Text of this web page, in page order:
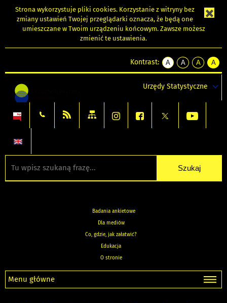
Strona wykorzystuje pliki cookies. Korzystanie z witryny bez
zmiany ustawień Twojej przeglądarki oznacza, że będą one
umieszczane w Twoim urządzeniu końcowym. Zawsze możesz
zmienić te ustawienia.
Kontrast:
A
kontrast
A
kontrast
tekst
czarnym
A
kontrast
tekst
czarnym
A
tekst
żółtym
Urzędy Statystyczne
Badania ankietowe
Dla mediów
Co, gdzie, jak załatwić?
Edukacja
O stronie
Menu główne